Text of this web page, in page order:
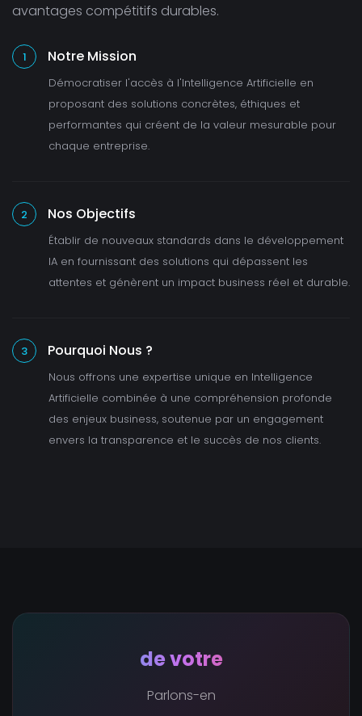
avantages compétitifs durables.
1 Notre Mission
Démocratiser l'accès à l'Intelligence Artificielle en
proposant des solutions concrètes, éthiques et
performantes qui créent de la valeur mesurable pour
chaque entreprise.
2 Nos Objectifs
Établir de nouveaux standards dans le développement
IA en fournissant des solutions qui dépassent les
attentes et génèrent un impact business réel et durable.
3 Pourquoi Nous ?
Nous offrons une expertise unique en Intelligence
Artificielle combinée à une compréhension profonde
des enjeux business, soutenue par un engagement
envers la transparence et le succès de nos clients.
de votre
Parlons-en